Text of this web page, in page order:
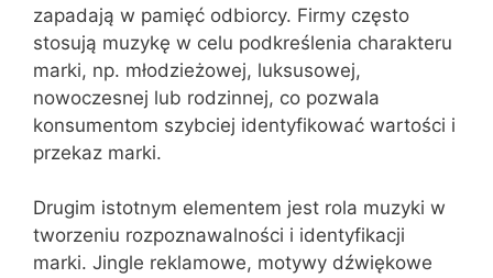
zapadają w pamięć odbiorcy. Firmy często
stosują muzykę w celu podkreślenia charakteru
marki, np. młodzieżowej, luksusowej,
nowoczesnej lub rodzinnej, co pozwala
konsumentom szybciej identyfikować wartości i
przekaz marki.
Drugim istotnym elementem jest rola muzyki w
tworzeniu rozpoznawalności i identyfikacji
marki. Jingle reklamowe, motywy dźwiękowe